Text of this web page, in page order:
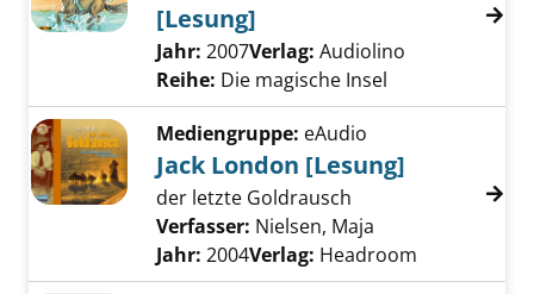
[Lesung]
Suche nach diesem Verfasser
Jahr: 2007Verlag: Audiolino
Reihe: Die magische Insel
Mediengruppe: eAudio
Jack London [Lesung]
der letzte Goldrausch
Verfasser: Nielsen, Maja
Jahr: 2004Verlag: Headroom